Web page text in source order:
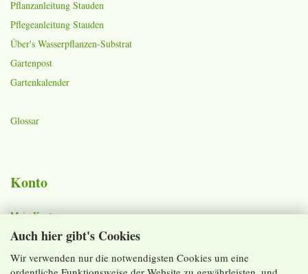
Auch hier gibt's Cookies
Wir verwenden nur die notwendigsten Cookies um eine
Pflanzanleitung Stauden
Pflegeanleitung Stauden
Über's Wasserpflanzen-Substrat
Gartenpost
Gartenkalender
Glossar
Konto
Mein Konto
Warenkorb
Merkzettel